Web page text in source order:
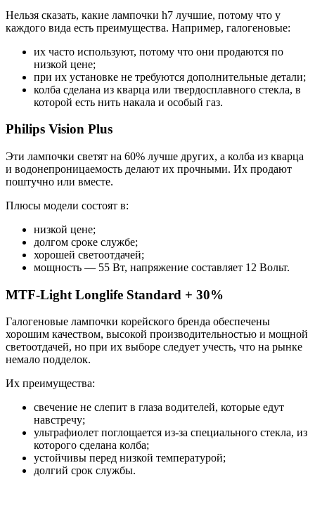
Нельзя сказать, какие лампочки h7 лучшие, потому что у
каждого вида есть преимущества. Например, галогеновые:
их часто используют, потому что они продаются по
низкой цене;
при их установке не требуются дополнительные детали;
колба сделана из кварца или твердосплавного стекла, в
которой есть нить накала и особый газ.
Philips Vision Plus
Эти лампочки светят на 60% лучше других, а колба из кварца
и водонепроницаемость делают их прочными. Их продают
поштучно или вместе.
Плюсы модели состоят в:
низкой цене;
долгом сроке службе;
хорошей светоотдачей;
мощность — 55 Вт, напряжение составляет 12 Вольт.
MTF-Light Longlife Standard + 30%
Галогеновые лампочки корейского бренда обеспечены
хорошим качеством, высокой производительностью и мощной
светоотдачей, но при их выборе следует учесть, что на рынке
немало подделок.
Их преимущества:
свечение не слепит в глаза водителей, которые едут
навстречу;
ультрафиолет поглощается из-за специального стекла, из
которого сделана колба;
устойчивы перед низкой температурой;
долгий срок службы.